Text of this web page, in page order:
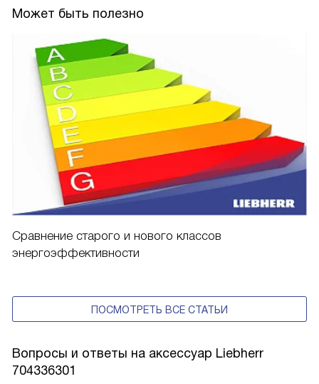
Может быть полезно
Сравнение старого и нового классов
энергоэффективности
ПОСМОТРЕТЬ ВСЕ СТАТЬИ
Вопросы и ответы на аксессуар Liebherr
704336301